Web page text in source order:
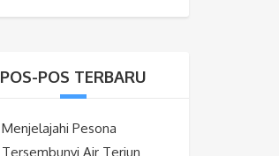
POS-POS TERBARU
Menjelajahi Pesona
Tersembunyi Air Terjun